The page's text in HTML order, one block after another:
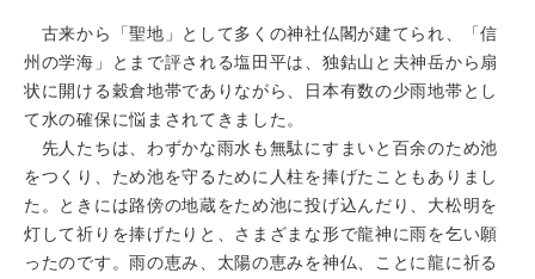
古来から「聖地」として多くの神社仏閣が建てられ、「信
州の学海」とまで評される塩田平は、独鈷山と夫神岳から扇
状に開ける穀倉地帯でありながら、日本有数の少雨地帯とし
て水の確保に悩まされてきました。
先人たちは、わずかな雨水も無駄にすまいと百余のため池
をつくり、ため池を守るために人柱を捧げたこともありまし
た。ときには路傍の地蔵をため池に投げ込んだり、大松明を
灯して祈りを捧げたりと、さまざまな形で龍神に雨を乞い願
ったのです。雨の恵み、太陽の恵みを神仏、ことに龍に祈る